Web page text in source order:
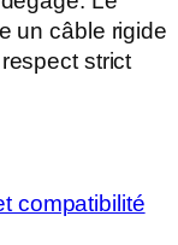
un câble rigide
strict
compatibilité